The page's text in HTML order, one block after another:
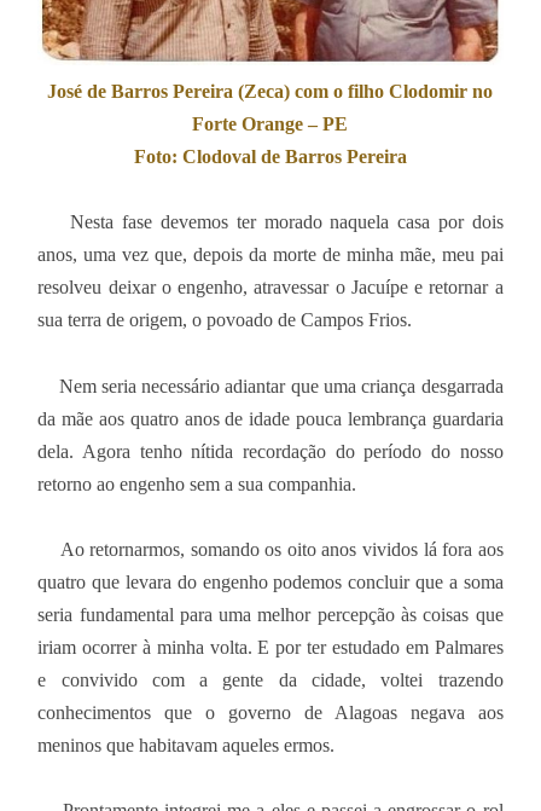
José de Barros Pereira (Zeca) com o filho Clodomir no
Forte Orange – PE
Foto: Clodoval de Barros Pereira
Nesta fase devemos ter morado naquela casa por dois
anos, uma vez que, depois da morte de minha mãe, meu pai
resolveu deixar o engenho, atravessar o Jacuípe e retornar a
sua terra de origem, o povoado de Campos Frios.
Nem seria necessário adiantar que uma criança desgarrada
da mãe aos quatro anos de idade pouca lembrança guardaria
dela. Agora tenho nítida recordação do período do nosso
retorno ao engenho sem a sua companhia.
Ao retornarmos, somando os oito anos vividos lá fora aos
quatro que levara do engenho podemos concluir que a soma
seria fundamental para uma melhor percepção às coisas que
iriam ocorrer à minha volta. E por ter estudado em Palmares
e convivido com a gente da cidade, voltei trazendo
conhecimentos que o governo de Alagoas negava aos
meninos que habitavam aqueles ermos.